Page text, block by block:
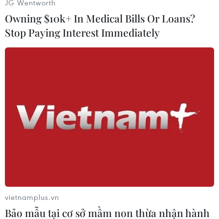
đẹp kỳ bí của những cột nhũ đường kính
hàngchục mét cao đến trần hang, những măng
đá kỳ vĩ, những tác phẩm miệt mài và đầyngẫu
những hình ảnh giống biểu tượng vănhóa của
các vùng miền của Việt Nam như ruộng bậc
thang, nhà Rông, tháp Champa…Thạch nhũ ở
150m; chiềucao từ đáy động lên đến trần
khoảng từ 60-80m.
JG Wentworth
Owning $10k+ In Medical Bills Or Loans?
Stop Paying Interest Immediately
vietnamplus.vn
Bảo mẫu tại cơ sở mầm non thừa nhận hành